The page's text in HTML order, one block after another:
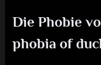
vor
/
Die Phobie
phobia of